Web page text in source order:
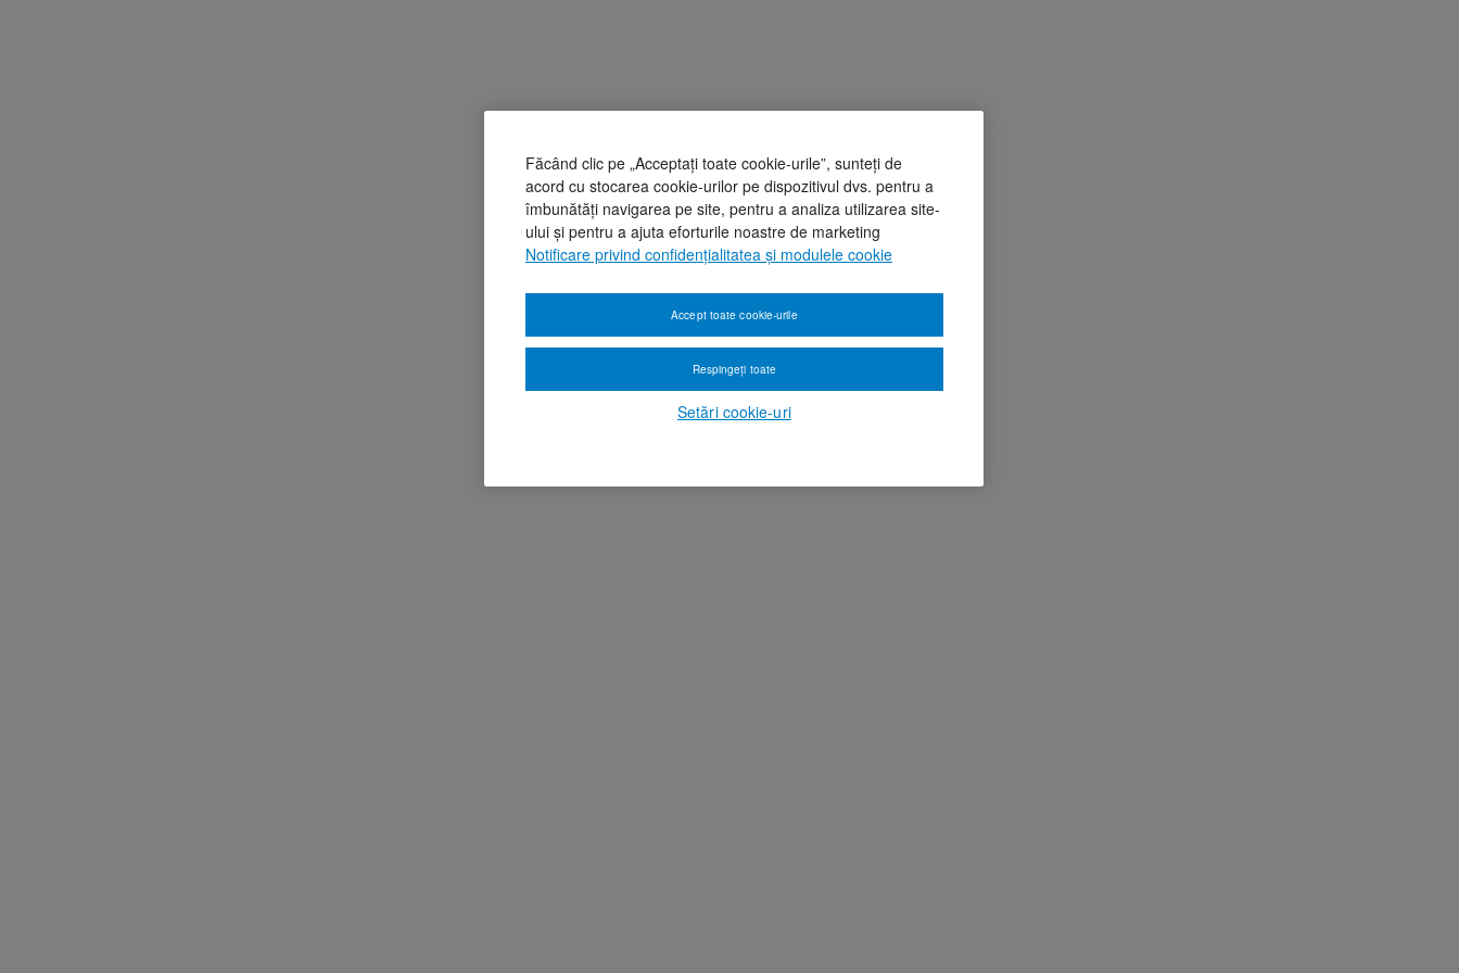
Făcând clic pe „Acceptați toate cookie-urile”, sunteți de
acord cu stocarea cookie-urilor pe dispozitivul dvs. pentru a
îmbunătăți navigarea pe site, pentru a analiza utilizarea site-
ului și pentru a ajuta eforturile noastre de marketing
Notificare privind confidențialitatea și modulele cookie
Setări cookie-uri
Respingeți toate
Accept toate cookie-urile